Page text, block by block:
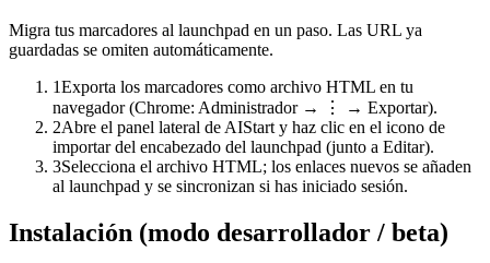
Migra tus marcadores al launchpad en un paso. Las URL ya
guardadas se omiten automáticamente.
1Exporta los marcadores como archivo HTML en tu
navegador (Chrome: Administrador → ⋮ → Exportar).
2Abre el panel lateral de AIStart y haz clic en el icono de
importar del encabezado del launchpad (junto a Editar).
3Selecciona el archivo HTML; los enlaces nuevos se añaden
al launchpad y se sincronizan si has iniciado sesión.
Instalación (modo desarrollador / beta)